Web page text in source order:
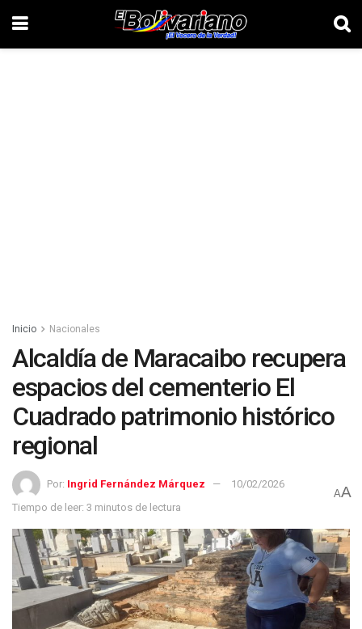
Inicio Nacionales
Alcaldía de Maracaibo recupera
espacios del cementerio El
Cuadrado patrimonio histórico
regional
Por: Ingrid Fernández Márquez
10/02/2026
Tiempo de leer: 3 minutos de lectura
AA